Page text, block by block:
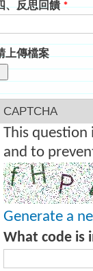
、反思回饋*
上傳檔案
CAPTCHA
This
and to
Generate a
What code is